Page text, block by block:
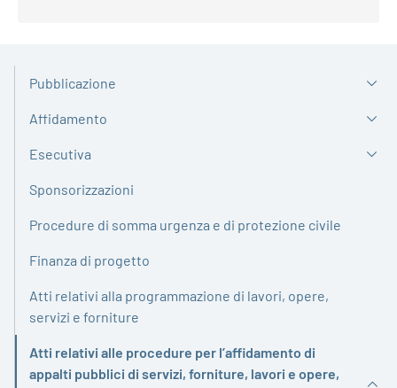
Pubblicazione
Affidamento
Esecutiva
Sponsorizzazioni
Procedure di somma urgenza e di protezione civile
Finanza di progetto
Atti relativi alla programmazione di lavori, opere,
servizi e forniture
Atti relativi alle procedure per l’affidamento di
appalti pubblici di servizi, forniture, lavori e opere,